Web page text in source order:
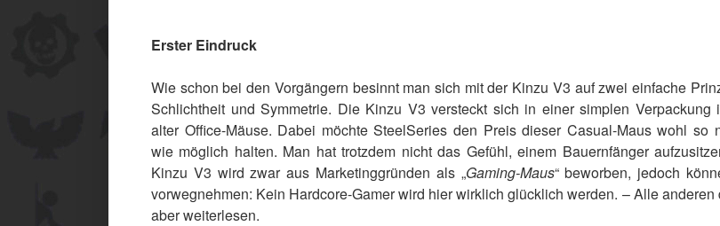
Erster Eindruck
Wie schon bei den Vorgängern besinnt man sich mit der Kinzu V3 auf zwei einfache
Schlichtheit und Symmetrie. Die Kinzu V3 versteckt sich in einer simplen Verpackung
alter Office-Mäuse. Dabei möchte SteelSeries den Preis dieser Casual-Maus wohl so
wie möglich halten. Man hat trotzdem nicht das Gefühl, einem Bauernfänger
Kinzu V3 wird zwar aus Marketinggründen als „Gaming-Maus“ beworben, jedoch
vorwegnehmen: Kein Hardcore-Gamer wird hier wirklich glücklich werden. – Alle anderen
aber weiterlesen.